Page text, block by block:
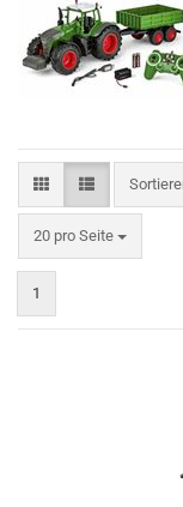
20 pro Seite
pro Seite
1